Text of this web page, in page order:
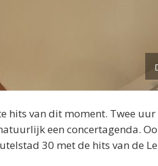
hits van dit moment. Twee
een concertagenda.
30 met de hits van de